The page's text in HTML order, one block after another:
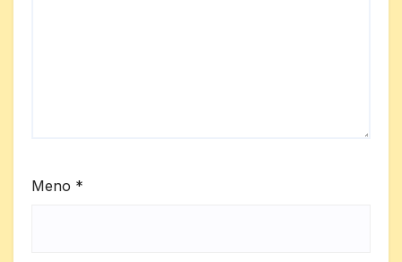
Meno *